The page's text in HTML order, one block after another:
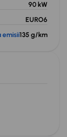
90 kW
EURO6
emisií135 g/km